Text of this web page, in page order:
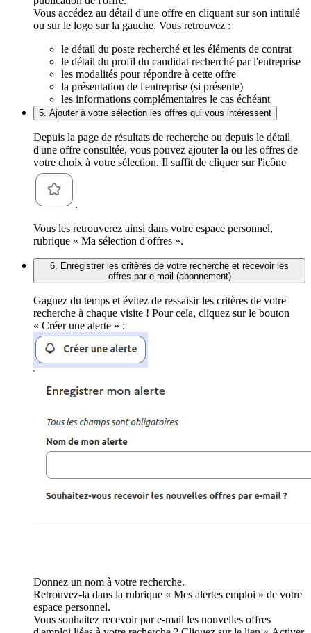
Vous accédez au détail d'une offre en cliquant sur son intitulé
ou sur le logo sur la gauche. Vous retrouvez :
le détail du poste recherché et les éléments de contrat
le détail du profil du candidat recherché par l'entreprise
les modalités pour répondre à cette offre
la présentation de l'entreprise (si présente)
les informations complémentaires le cas échéant
5. Ajouter à votre sélection les offres qui vous intéressent
Depuis la page de résultats de recherche ou depuis le détail
d'une offre consultée, vous pouvez ajouter la ou les offres de
votre choix à votre sélection. Il suffit de cliquer sur l'icône
.
Vous les retrouverez ainsi dans votre espace personnel,
rubrique « Ma sélection d'offres ».
6. Enregistrer les critères de votre recherche et recevoir les
offres par e-mail (abonnement)
Gagnez du temps et évitez de ressaisir les critères de votre
recherche à chaque visite ! Pour cela, cliquez sur le bouton
« Créer une alerte » :
Donnez un nom à votre recherche.
Retrouvez-la dans la rubrique « Mes alertes emploi » de votre
espace personnel.
Vous souhaitez recevoir par e-mail les nouvelles offres